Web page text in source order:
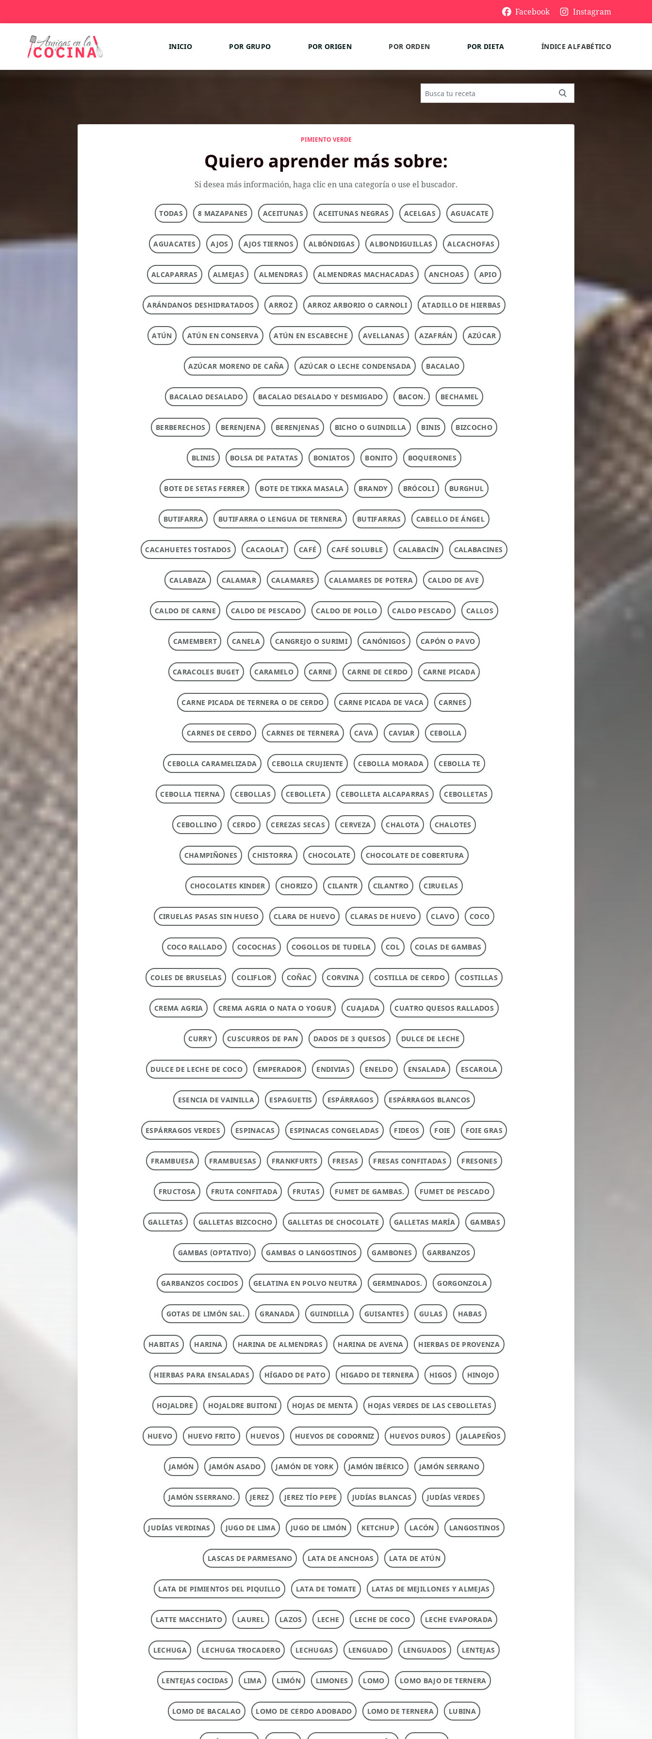
Facebook Instagram
INICIO POR GRUPO POR ORIGEN POR ORDEN POR DIETA ÍNDICE ALFABÉTICO
PIMIENTO VERDE
Quiero aprender más sobre:
Si desea más información, haga clic en una categoría o use el buscador.
TODAS 8 MAZAPANES ACEITUNAS ACEITUNAS NEGRAS ACELGAS AGUACATE
AGUACATES AJOS AJOS TIERNOS ALBÓNDIGAS ALBONDIGUILLAS ALCACHOFAS
ALCAPARRAS ALMEJAS ALMENDRAS ALMENDRAS MACHACADAS ANCHOAS APIO
ARÁNDANOS DESHIDRATADOS ARROZ ARROZ ARBORIO O CARNOLI ATADILLO DE HIERBAS
ATÚN ATÚN EN CONSERVA ATÚN EN ESCABECHE AVELLANAS AZAFRÁN AZÚCAR
AZÚCAR MORENO DE CAÑA AZÚCAR O LECHE CONDENSADA BACALAO
BACALAO DESALADO BACALAO DESALADO Y DESMIGADO BACON. BECHAMEL
BERBERECHOS BERENJENA BERENJENAS BICHO O GUINDILLA BINIS BIZCOCHO
BLINIS BOLSA DE PATATAS BONIATOS BONITO BOQUERONES
BOTE DE SETAS FERRER BOTE DE TIKKA MASALA BRANDY BRÓCOLI BURGHUL
BUTIFARRA BUTIFARRA O LENGUA DE TERNERA BUTIFARRAS CABELLO DE ÁNGEL
CACAHUETES TOSTADOS CACAOLAT CAFÉ CAFÉ SOLUBLE CALABACÍN CALABACINES
CALABAZA CALAMAR CALAMARES CALAMARES DE POTERA CALDO DE AVE
CALDO DE CARNE CALDO DE PESCADO CALDO DE POLLO CALDO PESCADO CALLOS
CAMEMBERT CANELA CANGREJO O SURIMI CANÓNIGOS CAPÓN O PAVO
CARACOLES BUGET CARAMELO CARNE CARNE DE CERDO CARNE PICADA
CARNE PICADA DE TERNERA O DE CERDO CARNE PICADA DE VACA CARNES
CARNES DE CERDO CARNES DE TERNERA CAVA CAVIAR CEBOLLA
CEBOLLA CARAMELIZADA CEBOLLA CRUJIENTE CEBOLLA MORADA CEBOLLA TE
CEBOLLA TIERNA CEBOLLAS CEBOLLETA CEBOLLETA ALCAPARRAS CEBOLLETAS
CEBOLLINO CERDO CEREZAS SECAS CERVEZA CHALOTA CHALOTES
CHAMPIÑONES CHISTORRA CHOCOLATE CHOCOLATE DE COBERTURA
CHOCOLATES KINDER CHORIZO CILANTR CILANTRO CIRUELAS
CIRUELAS PASAS SIN HUESO CLARA DE HUEVO CLARAS DE HUEVO CLAVO COCO
COCO RALLADO COCOCHAS COGOLLOS DE TUDELA COL COLAS DE GAMBAS
COLES DE BRUSELAS COLIFLOR COÑAC CORVINA COSTILLA DE CERDO COSTILLAS
CREMA AGRIA CREMA AGRIA O NATA O YOGUR CUAJADA CUATRO QUESOS RALLADOS
CURRY CUSCURROS DE PAN DADOS DE 3 QUESOS DULCE DE LECHE
DULCE DE LECHE DE COCO EMPERADOR ENDIVIAS ENELDO ENSALADA ESCAROLA
ESENCIA DE VAINILLA ESPAGUETIS ESPÁRRAGOS ESPÁRRAGOS BLANCOS
ESPÁRRAGOS VERDES ESPINACAS ESPINACAS CONGELADAS FIDEOS FOIE FOIE GRAS
FRAMBUESA FRAMBUESAS FRANKFURTS FRESAS FRESAS CONFITADAS FRESONES
FRUCTOSA FRUTA CONFITADA FRUTAS FUMET DE GAMBAS. FUMET DE PESCADO
GALLETAS GALLETAS BIZCOCHO GALLETAS DE CHOCOLATE GALLETAS MARÍA GAMBAS
GAMBAS (OPTATIVO) GAMBAS O LANGOSTINOS GAMBONES GARBANZOS
GARBANZOS COCIDOS GELATINA EN POLVO NEUTRA GERMINADOS. GORGONZOLA
GOTAS DE LIMÓN SAL. GRANADA GUINDILLA GUISANTES GULAS HABAS
HABITAS HARINA HARINA DE ALMENDRAS HARINA DE AVENA HIERBAS DE PROVENZA
HIERBAS PARA ENSALADAS HÍGADO DE PATO HIGADO DE TERNERA HIGOS HINOJO
HOJALDRE HOJALDRE BUITONI HOJAS DE MENTA HOJAS VERDES DE LAS CEBOLLETAS
HUEVO HUEVO FRITO HUEVOS HUEVOS DE CODORNIZ HUEVOS DUROS JALAPEÑOS
JAMÓN JAMÓN ASADO JAMÓN DE YORK JAMÓN IBÉRICO JAMÓN SERRANO
JAMÓN SSERRANO. JEREZ JEREZ TÍO PEPE JUDÍAS BLANCAS JUDÍAS VERDES
JUDÍAS VERDINAS JUGO DE LIMA JUGO DE LIMÓN KETCHUP LACÓN LANGOSTINOS
LASCAS DE PARMESANO LATA DE ANCHOAS LATA DE ATÚN
LATA DE PIMIENTOS DEL PIQUILLO LATA DE TOMATE LATAS DE MEJILLONES Y ALMEJAS
LATTE MACCHIATO LAUREL LAZOS LECHE LECHE DE COCO LECHE EVAPORADA
LECHUGA LECHUGA TROCADERO LECHUGAS LENGUADO LENGUADOS LENTEJAS
LENTEJAS COCIDAS LIMA LIMÓN LIMONES LOMO LOMO BAJO DE TERNERA
LOMO DE BACALAO LOMO DE CERDO ADOBADO LOMO DE TERNERA LUBINA